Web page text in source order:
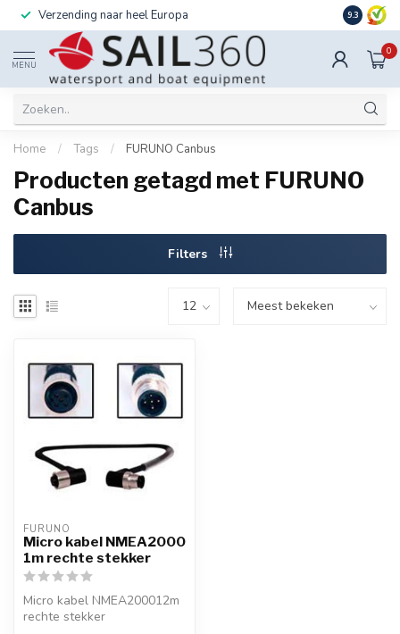
Verzending naar heel Europa Ook
9.3
MENU
0
Home / Tags / FURUNO Canbus
Producten getagd met FURUNO
Canbus
Filters
FURUNO
Micro kabel NMEA2000
1m rechte stekker
Micro kabel NMEA200012m
rechte stekker